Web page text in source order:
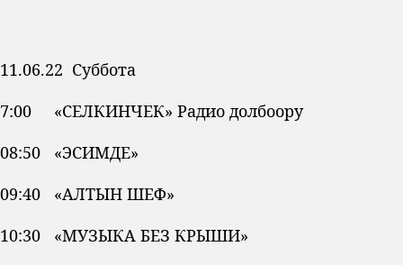
11.06.22 Суббота
7:00 «СЕЛКИНЧЕК» Радио долбоору
08:50 «ЭСИМДЕ»
09:40 «АЛТЫН ШЕФ»
10:30 «МУЗЫКА БЕЗ КРЫШИ»